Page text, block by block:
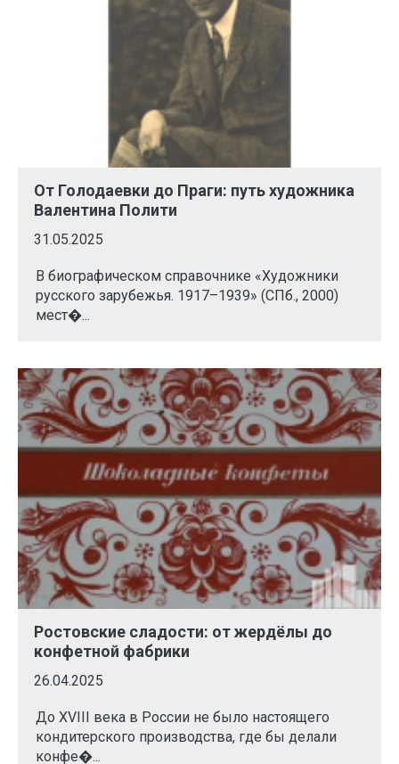
От Голодаевки до Праги: путь художника
Валентина Полити
31.05.2025
В биографическом справочнике «Художники
русского зарубежья. 1917–1939» (СПб., 2000)
мест�...
Ростовские сладости: от жердёлы до
конфетной фабрики
26.04.2025
До XVIII века в России не было настоящего
кондитерского производства, где бы делали
конфе�...